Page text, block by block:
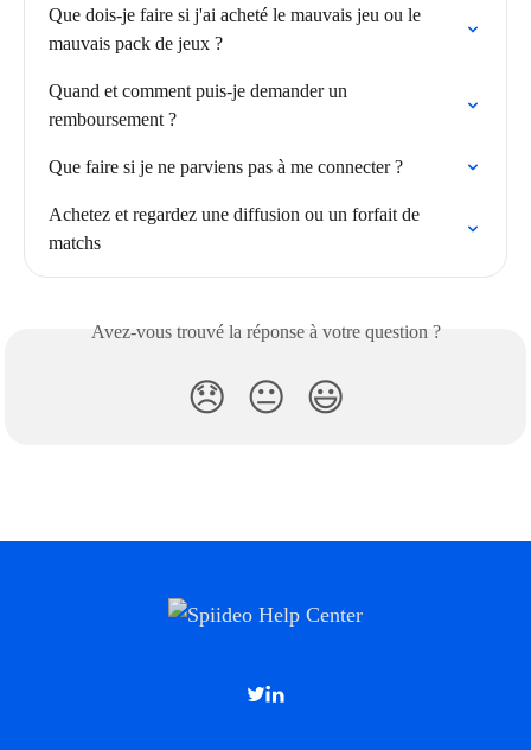
Que dois-je faire si j'ai acheté le mauvais jeu ou le
mauvais pack de jeux ?
Quand et comment puis-je demander un
remboursement ?
Que faire si je ne parviens pas à me connecter ?
Achetez et regardez une diffusion ou un forfait de
matchs
Avez-vous trouvé la réponse à votre question ?
😞 😐 😃